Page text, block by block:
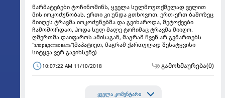
წარმატებები ტოჩინოშინს, ყველა სულმოუთქმელად ველით
მის იოკოძუნობას. ერთი კი უნდა გთხოვოთ. ერთ-ერთ ბაშოზეც
მიიღეს ტრავმა იოკოძუნებმა და გვიხაროდა, მეტოქეები
ჩამოშორდაო, ჰოდა სულ მალე ტოჩიმაც ტრავმა მიიღო.
ღმერთმა დაიფაროს ამისაგან, მაგრამ ჩვენ არ გვმართებს
"злорадствовать"(მაპატიეთ, მაგრამ ქართულად შესატყვისი
სიტყვა ვერ გავიხსენე)
10:07:22 AM 11/10/2018 გამოხმაურება(0)
ყველა კომენტარი